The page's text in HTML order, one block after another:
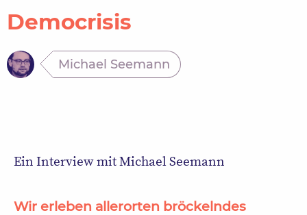
Democrisis
Michael Seemann
Ein Interview mit Michael Seemann
Wir erleben allerorten bröckelndes